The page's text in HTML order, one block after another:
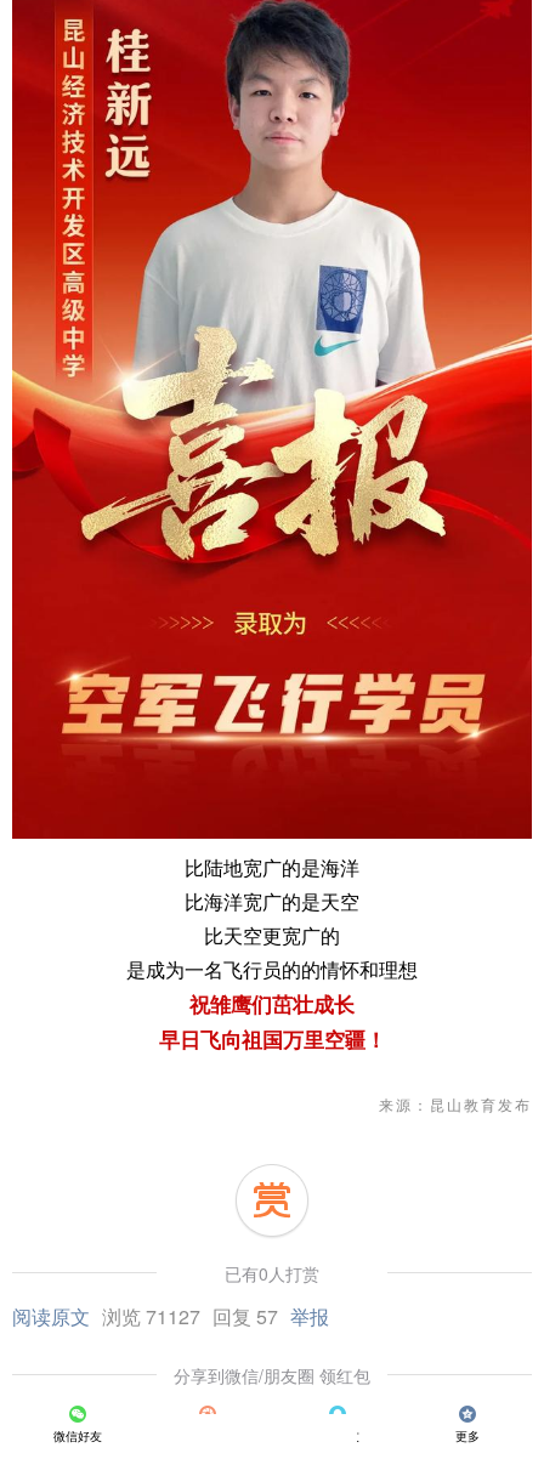
比陆地宽广的是海洋
比海洋宽广的是天空
比天空更宽广的
是成为一名飞行员的的情怀和理想
祝雏鹰们茁壮成长
早日飞向祖国万里空疆！
来源：昆山教育发布
已有0人打赏
阅读原文 浏览 71127 回复 57 举报
分享到微信/朋友圈 领红包
微信好友 QQ好友 更多